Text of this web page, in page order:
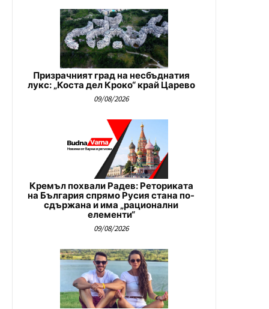
Призрачният град на несбъднатия
лукс: „Коста дел Кроко“ край Царево
09/08/2026
Кремъл похвали Радев: Реториката
на България спрямо Русия стана по-
сдържана и има „рационални
елементи“
09/08/2026